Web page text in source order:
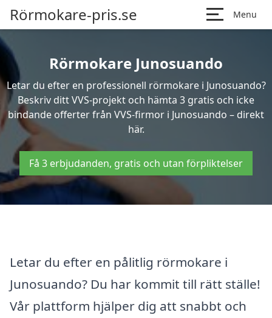
Rörmokare-pris.se Menu
Rörmokare Junosuando
Letar du efter en professionell rörmokare i Junosuando?
Beskriv ditt VVS-projekt och hämta 3 gratis och icke
bindande offerter från VVS-firmor i Junosuando – direkt
här.
Få 3 erbjudanden, gratis och utan förpliktelser
Letar du efter en pålitlig rörmokare i
Junosuando? Du har kommit till rätt ställe!
Vår plattform hjälper dig att snabbt och